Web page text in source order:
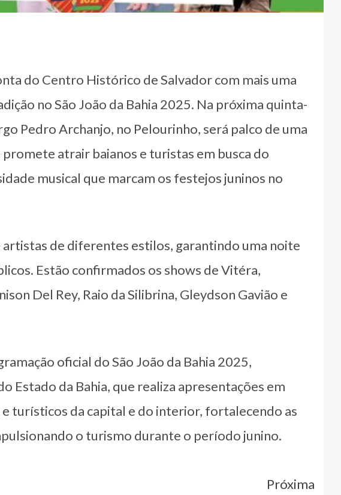
do Centro Histórico de Salvador com mais uma
no São João da Bahia 2025. Na próxima quinta-
Pedro Archanjo, no Pelourinho, será palco de uma
atrair baianos e turistas em busca do
musical que marcam os festejos juninos no
artistas de diferentes estilos, garantindo uma noite
Estão confirmados os shows de Vitéra,
Del Rey, Raio da Silibrina, Gleydson Gavião e
oficial do São João da Bahia 2025,
Estado da Bahia, que realiza apresentações em
turísticos da capital e do interior, fortalecendo as
o turismo durante o período junino.
Próxima